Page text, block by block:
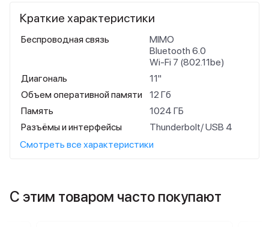
Краткие характеристики
Беспроводная связь
MIMO
Bluetooth 6.0
Wi-Fi 7 (802.11be)
Диагональ
11"
Объем оперативной памяти
12 Гб
Память
1024 ГБ
Разъёмы и интерфейсы
Thunderbolt/ USB 4
Смотреть все характеристики
С этим товаром часто покупают